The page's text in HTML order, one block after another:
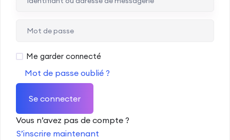
Me garder connecté
Mot de passe oublié ?
Se connecter
Vous n’avez pas de compte ?
S’inscrire maintenant